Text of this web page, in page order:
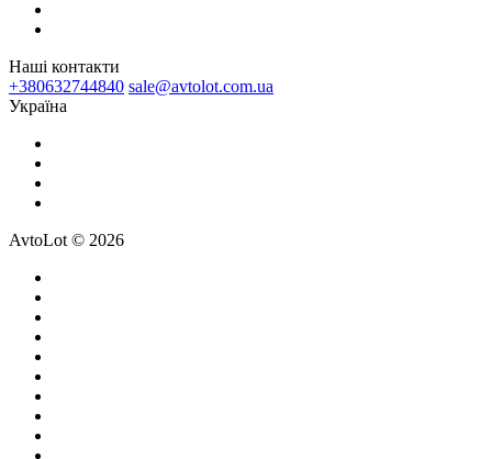
Наші контакти
+380632744840 sale@avtolot.com.ua
Українa
AvtoLot © 2026